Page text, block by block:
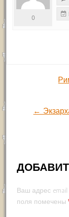
0
←
Ваш адрес email
поля помечены